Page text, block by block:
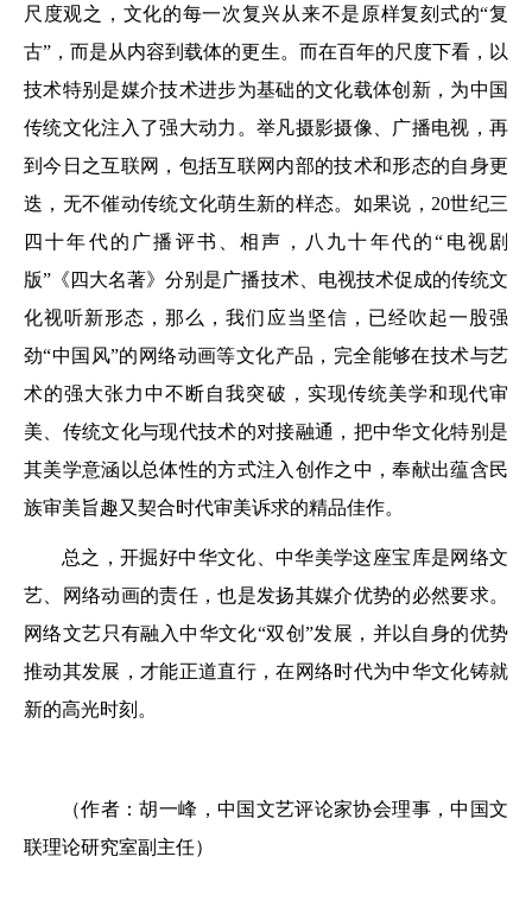
尺度观之，文化的每一次复兴从来不是原样复刻式的“复
古”，而是从内容到载体的更生。而在百年的尺度下看，以
技术特别是媒介技术进步为基础的文化载体创新，为中国
传统文化注入了强大动力。举凡摄影摄像、广播电视，再
到今日之互联网，包括互联网内部的技术和形态的自身更
迭，无不催动传统文化萌生新的样态。如果说，20世纪三
四十年代的广播评书、相声，八九十年代的“电视剧
版”《四大名著》分别是广播技术、电视技术促成的传统文
化视听新形态，那么，我们应当坚信，已经吹起一股强
劲“中国风”的网络动画等文化产品，完全能够在技术与艺
术的强大张力中不断自我突破，实现传统美学和现代审
美、传统文化与现代技术的对接融通，把中华文化特别是
其美学意涵以总体性的方式注入创作之中，奉献出蕴含民
族审美旨趣又契合时代审美诉求的精品佳作。
总之，开掘好中华文化、中华美学这座宝库是网络文
艺、网络动画的责任，也是发扬其媒介优势的必然要求。
网络文艺只有融入中华文化“双创”发展，并以自身的优势
推动其发展，才能正道直行，在网络时代为中华文化铸就
新的高光时刻。
（作者：胡一峰，中国文艺评论家协会理事，中国文
联理论研究室副主任）